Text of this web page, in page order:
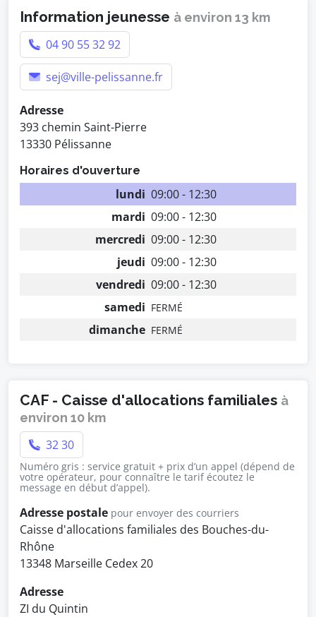
Information jeunesse à environ 13 km
04 90 55 32 92
sej@ville-pelissanne.fr
Adresse
393 chemin Saint-Pierre
13330 Pélissanne
Horaires d'ouverture
lundi 09:00 - 12:30
mardi 09:00 - 12:30
mercredi 09:00 - 12:30
jeudi 09:00 - 12:30
vendredi 09:00 - 12:30
samedi FERMÉ
dimanche FERMÉ
CAF - Caisse d'allocations familiales à
environ 10 km
32 30
Numéro gris : service gratuit + prix d’un appel (dépend de
votre opérateur, pour connaître le tarif écoutez le
message en début d’appel).
Adresse postale pour envoyer des courriers
Caisse d'allocations familiales des Bouches-du-
Rhône
13348 Marseille Cedex 20
Adresse
ZI du Quintin